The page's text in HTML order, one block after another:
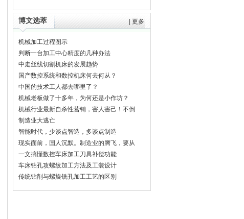
博文选萃 更多
机械加工过程图示
判断一台加工中心精度的几种办法
中走丝线切割机床的发展趋势
国产数控系统和数控机床何去何从？
中国的技术工人都去哪里了？
机械老板做了十多年，为何还是小作坊？
机械行业最新自杀性营销，害人害己！不倒
闭才
制造业大逃亡
智能时代，少谈点智造，多谈点制造
现实面前，国人沉默。制造业的腾飞，要从
机床
一文搞懂数控车床加工刀具补偿功能
车床钻孔攻螺纹加工方法及工装设计
传统钻削与螺旋铣孔加工工艺的区别